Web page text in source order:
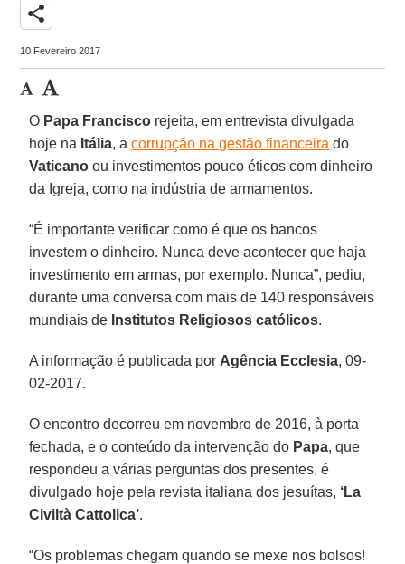
share
10 Fevereiro 2017
O Papa Francisco rejeita, em entrevista divulgada
hoje na Itália, acorrupção na gestão financeira do
Vaticano ou investimentos pouco éticos com dinheiro
da Igreja, como na indústria de armamentos.
“É importante verificar como é que os bancos
investem o dinheiro. Nunca deve acontecer que haja
investimento em armas, por exemplo. Nunca”, pediu,
durante uma conversa com mais de 140 responsáveis
mundiais de Institutos Religiosos católicos.
A informação é publicada por Agência Ecclesia, 09-
02-2017.
O encontro decorreu em novembro de 2016, à porta
fechada, e o conteúdo da intervenção do Papa, que
respondeu a várias perguntas dos presentes, é
divulgado hoje pela revista italiana dos jesuítas, ‘La
Civiltà Cattolica’.
“Os problemas chegam quando se mexe nos bolsos!